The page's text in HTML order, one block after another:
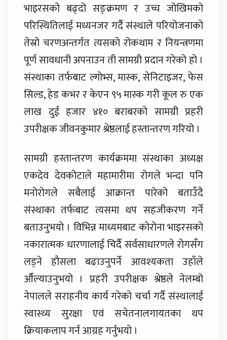
भाइरसको बढ्दो सङ्क्रमण र उच्च जोखिमको
परिस्थितिलाई मध्यनजर गर्दै संस्थाले परियोजनाको
तेस्रो चरणअन्तर्गत त्यसको रोकथाम र नियन्त्रणमा
पूर्ण सावधानी अपनाउन ती सामग्री प्रदान गरेको हो ।
संस्थाका तर्फबाट ल्गोभ्स, मास्क, सेनिटाइजर, फेस
सिल्ड, हेड कभर र केएन ९५ मास्क गरी कूल रु एक
लाख दुई हजार ४१० बराबरको सामग्री प्रहरी
उपरीक्षक जीवनकुमार श्रेष्ठलाई हस्तान्तरण गरियो ।
सामग्री हस्तान्तरण कार्यक्रममा संस्थाका अध्यक्ष
एकदेव देवकोटाले महामारीमा रोगले भन्दा पनि
मनोरोगले सबैलाई आक्रान्त पारेको बताउँदै
संस्थाका तर्फबाट त्यसमा थप सहजीकरण गर्ने
बताउनुभयो । विभिन्न माध्यमबाट कोरोना भाइरसको
नकारात्मक धारणालाई चिर्दै सर्वसाधारणले रोगसँग
लड्ने हौसला बढाउनुपर्ने आवश्यकता उहाँले
औँल्याउनुभयो । प्रहरी उपरीक्षक श्रेष्ठले नेलम्बो
नेपालले सराहनीय कार्य गरेको चर्चा गर्दै संस्थालाई
स्वास्थ्य सुरक्षा एवं सचेतनालगायतका थप
क्रियाकलाप गर्न आग्रह गर्नुभयो ।